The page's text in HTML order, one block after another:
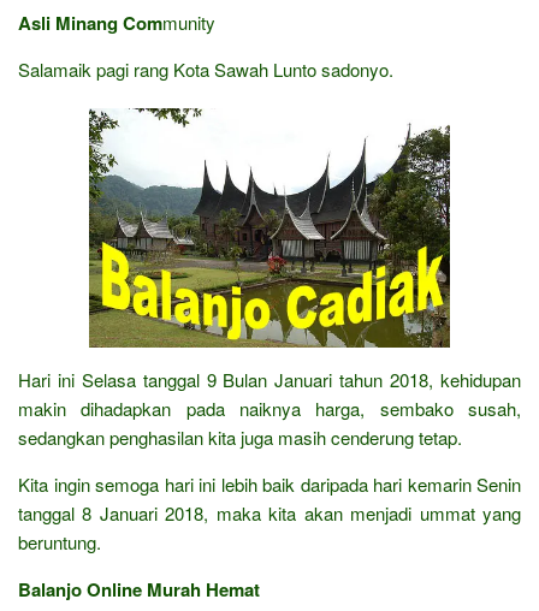
Asli Minang Community
Salamaik pagi rang Kota Sawah Lunto sadonyo.
Hari ini Selasa tanggal 9 Bulan Januari tahun 2018, kehidupan
makin dihadapkan pada naiknya harga, sembako susah,
sedangkan penghasilan kita juga masih cenderung tetap.
Kita ingin semoga hari ini lebih baik daripada hari kemarin Senin
tanggal 8 Januari 2018, maka kita akan menjadi ummat yang
beruntung.
Balanjo Online Murah Hemat